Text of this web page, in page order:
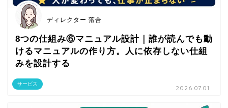
サービス
ディレクター 落合
8つの仕組み⑥マニュアル設計｜誰が読んでも動
けるマニュアルの作り方。人に依存しない仕組
みを設計する
2026.07.01